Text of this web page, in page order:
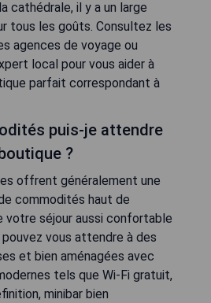
cathédrale, il y a un large
tous les goûts. Consultez les
agences de voyage ou
local pour vous aider à
parfait correspondant à
puis-je attendre
?
offrent généralement une
commodités haut de
votre séjour aussi confortable
vous attendre à des
et bien aménagées avec
tels que Wi-Fi gratuit,
minibar bien